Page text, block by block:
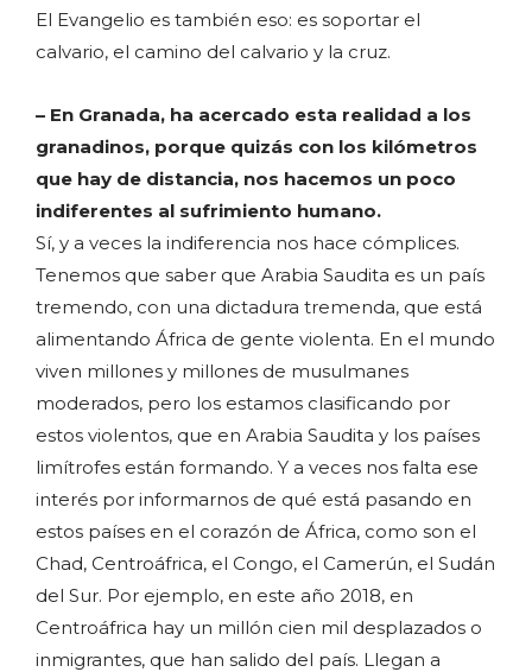
El Evangelio es también eso: es soportar el
calvario, el camino del calvario y la cruz.
– En Granada, ha acercado esta realidad a los
granadinos, porque quizás con los kilómetros
que hay de distancia, nos hacemos un poco
indiferentes al sufrimiento humano.
Sí, y a veces la indiferencia nos hace cómplices.
Tenemos que saber que Arabia Saudita es un país
tremendo, con una dictadura tremenda, que está
alimentando África de gente violenta. En el mundo
viven millones y millones de musulmanes
moderados, pero los estamos clasificando por
estos violentos, que en Arabia Saudita y los países
limítrofes están formando. Y a veces nos falta ese
interés por informarnos de qué está pasando en
estos países en el corazón de África, como son el
Chad, Centroáfrica, el Congo, el Camerún, el Sudán
del Sur. Por ejemplo, en este año 2018, en
Centroáfrica hay un millón cien mil desplazados o
inmigrantes, que han salido del país. Llegan a